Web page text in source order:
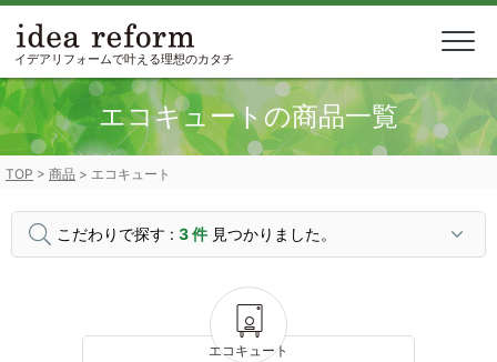
Skip
content
イデアリフォームで叶える理想のカタチ
エコキュートの商品一覧
TOP > 商品 > エコキュート
こだわりで探す : 3 件 見つかりました。